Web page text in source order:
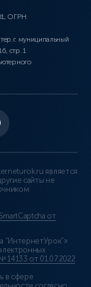
ОГРН
муниципальный
стр. 1
является
сайты не
SmartCaptcha от
“ИнтернетУрок”»
14133 от 01.07.2022
в сфере